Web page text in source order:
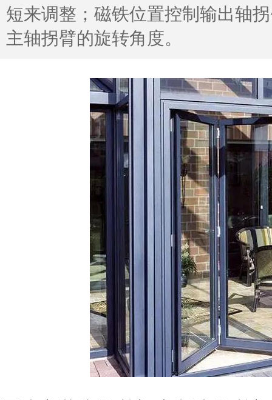
短来调整；磁铁位置控制输出轴
主轴拐臂的旋转角度。